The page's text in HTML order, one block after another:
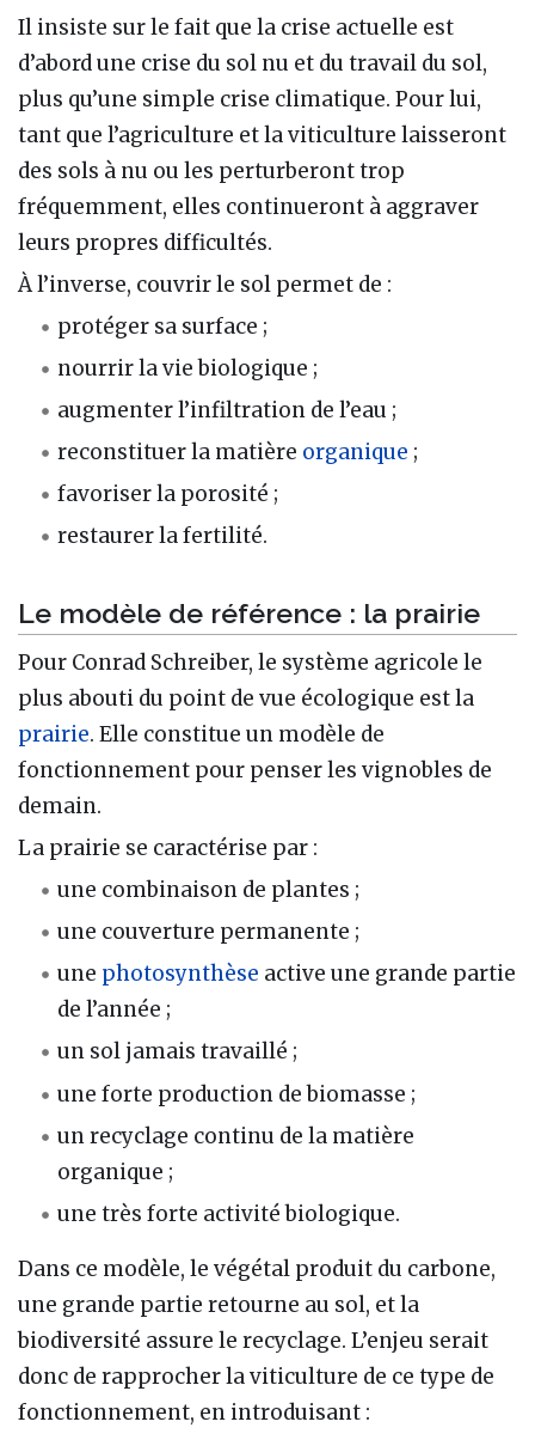
Il insiste sur le fait que la crise actuelle est
d’abord une crise du sol nu et du travail du sol,
plus qu’une simple crise climatique. Pour lui,
tant que l’agriculture et la viticulture laisseront
des sols à nu ou les perturberont trop
fréquemment, elles continueront à aggraver
leurs propres difficultés.
À l’inverse, couvrir le sol permet de :
protéger sa surface ;
nourrir la vie biologique ;
augmenter l’infiltration de l’eau ;
reconstituer la matière organique ;
favoriser la porosité ;
restaurer la fertilité.
Le modèle de référence : la prairie
Pour Conrad Schreiber, le système agricole le
plus abouti du point de vue écologique est la
prairie. Elle constitue un modèle de
fonctionnement pour penser les vignobles de
demain.
La prairie se caractérise par :
une combinaison de plantes ;
une couverture permanente ;
une photosynthèse active une grande partie
de l’année ;
un sol jamais travaillé ;
une forte production de biomasse ;
un recyclage continu de la matière
organique ;
une très forte activité biologique.
Dans ce modèle, le végétal produit du carbone,
une grande partie retourne au sol, et la
biodiversité assure le recyclage. L’enjeu serait
donc de rapprocher la viticulture de ce type de
fonctionnement, en introduisant :